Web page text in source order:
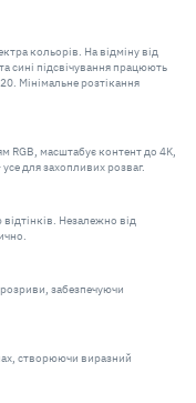
кольорів. На відміну від
сині підсвічування працюють
Мінімальне розтікання
RGB, масштабує контент до 4K,
для захопливих розваг.
Незалежно від
забезпечуючи
створюючи виразний